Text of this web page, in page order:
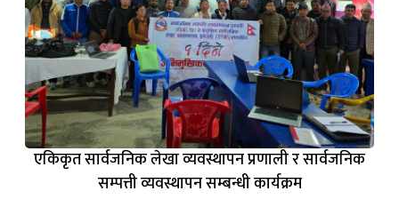
एकिकृत सार्वजनिक लेखा व्यवस्थापन प्रणाली र सार्वजनिक
सम्पत्ती व्यवस्थापन सम्बन्धी कार्यक्रम